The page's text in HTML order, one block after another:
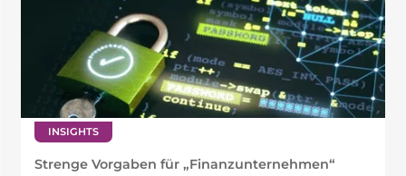
INSIGHTS
Strenge Vorgaben für „Finanzunternehmen“